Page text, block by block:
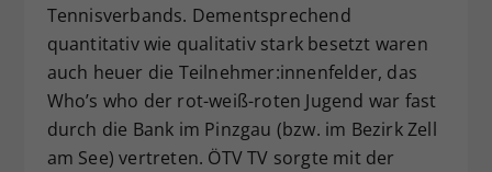
Tennisverbands. Dementsprechend
quantitativ wie qualitativ stark besetzt waren
auch heuer die Teilnehmer:innenfelder, das
Who’s who der rot-weiß-roten Jugend war fast
durch die Bank im Pinzgau (bzw. im Bezirk Zell
am See) vertreten. ÖTV TV sorgte mit der